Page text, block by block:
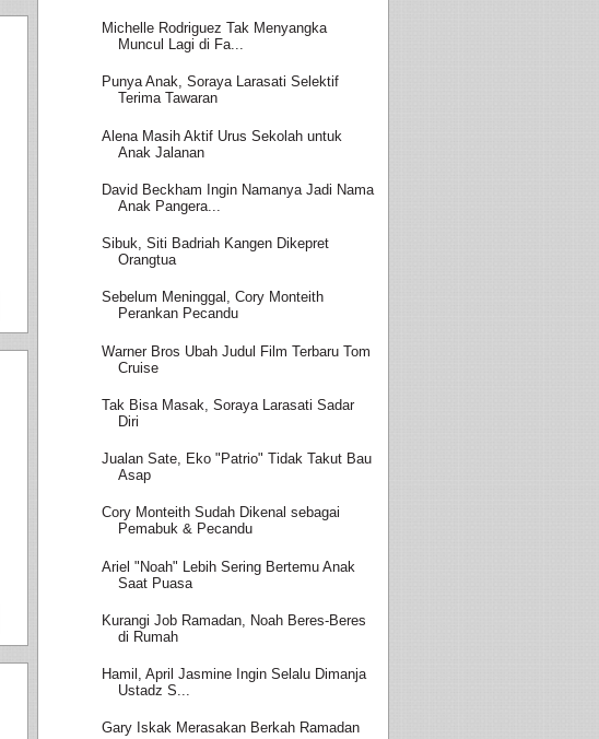
Michelle Rodriguez Tak Menyangka
Muncul Lagi di Fa...
Punya Anak, Soraya Larasati Selektif
Terima Tawaran
Alena Masih Aktif Urus Sekolah untuk
Anak Jalanan
David Beckham Ingin Namanya Jadi Nama
Anak Pangera...
Sibuk, Siti Badriah Kangen Dikepret
Orangtua
Sebelum Meninggal, Cory Monteith
Perankan Pecandu
Warner Bros Ubah Judul Film Terbaru Tom
Cruise
Tak Bisa Masak, Soraya Larasati Sadar
Diri
Jualan Sate, Eko "Patrio" Tidak Takut Bau
Asap
Cory Monteith Sudah Dikenal sebagai
Pemabuk & Pecandu
Ariel "Noah" Lebih Sering Bertemu Anak
Saat Puasa
Kurangi Job Ramadan, Noah Beres-Beres
di Rumah
Hamil, April Jasmine Ingin Selalu Dimanja
Ustadz S...
Gary Iskak Merasakan Berkah Ramadan